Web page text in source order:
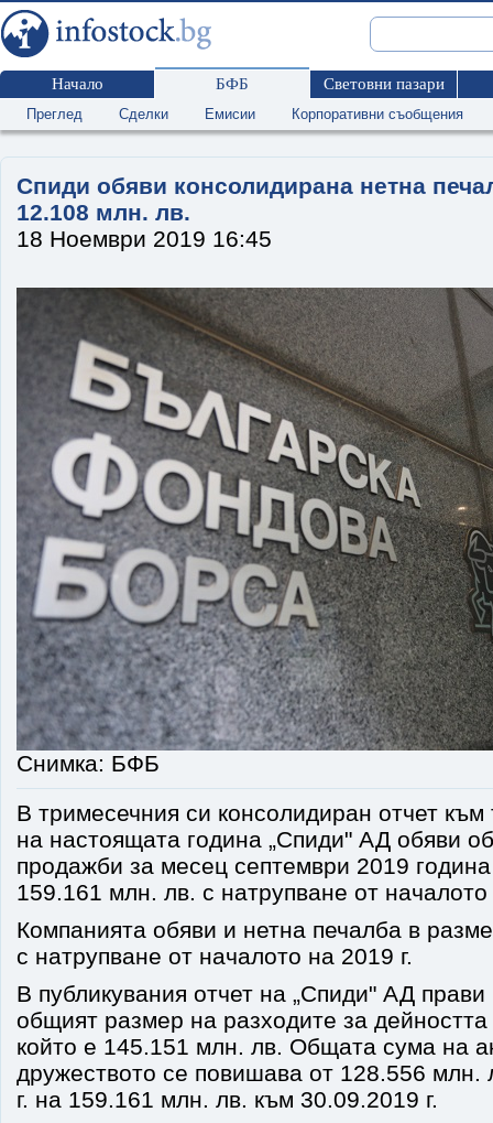
Начало БФБ Световни пазари
Преглед Сделки Емисии Корпоративни съобщения
Спиди обяви консолидирана нетна
12.108 млн. лв.
18 Ноември 2019 16:45
Снимка: БФБ
В тримесечния си консолидиран отчет към
на настоящата година „Спиди" АД обяви
продажби за месец септември 2019
159.161 млн. лв. с натрупване от
Компанията обяви и нетна печалба в
с натрупване от началото на 2019 г.
В публикувания отчет на „Спиди" АД прави
общият размер на разходите за
който е 145.151 млн. лв. Общата сума на
дружеството се повишава от 128.556 млн.
г. на 159.161 млн. лв. към 30.09.2019 г.